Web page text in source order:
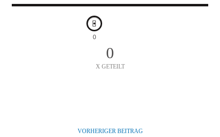
0
0
X GETEILT
VORHERIGER BEITRAG